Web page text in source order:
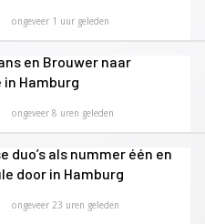
ongeveer 1 uur geleden
en Brouwer naar
Hamburg
ongeveer 8 uren geleden
duo’s als nummer één en
door in Hamburg
ongeveer 23 uren geleden